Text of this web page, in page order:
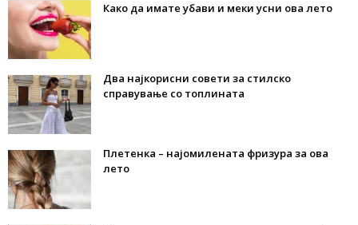
Како да имате убави и меки усни ова лето
Два најкорисни совети за стилско
справување со топлината
Плетенка – најомилената фризура за ова
лето